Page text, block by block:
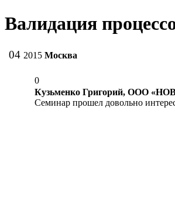
Валидация
04 2015 Москва
0
Кузьменко Григорий, ООО
Семинар прошел довольно